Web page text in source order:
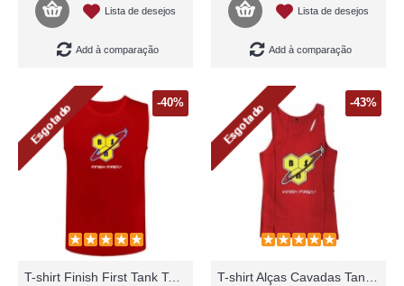
Lista de desejos
Add à comparação
Lista de desejos
Add à comparação
-40%
T-shirt Finish First Tank Top Fitness Vest Cavada BSN
-43%